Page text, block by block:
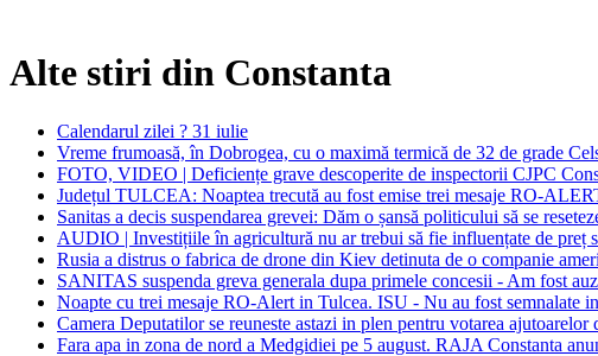
Alte stiri din Constanta
Calendarul zilei ? 31 iulie
Vreme frumoasă, în Dobrogea, cu o maximă termică de 32 de grade
FOTO, VIDEO | Deficiențe grave descoperite de inspectorii CJPC
Județul TULCEA: Noaptea trecută au fost emise trei mesaje RO-
Sanitas a decis suspendarea grevei: Dăm o șansă politicului să se
AUDIO | Investițiile în agricultură nu ar trebui să fie influențate de preț
Rusia a distrus o fabrica de drone din Kiev detinuta de o companie
SANITAS suspenda greva generala dupa primele concesii - Am fost
Noapte cu trei mesaje RO-Alert in Tulcea. ISU - Nu au fost semnalate
Camera Deputatilor se reuneste astazi in plen pentru votarea
Fara apa in zona de nord a Medgidiei pe 5 august. RAJA Constanta